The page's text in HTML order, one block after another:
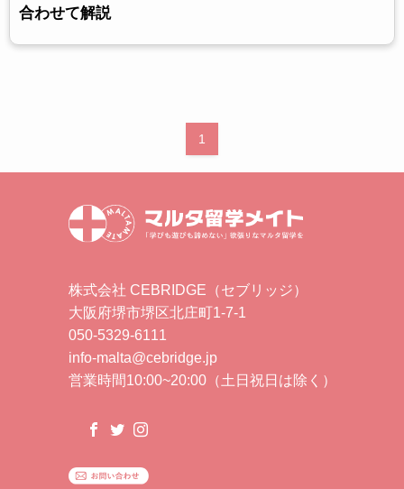
合わせて解説
1
株式会社 CEBRIDGE（セブリッジ）
大阪府堺市堺区北庄町1-7-1
050-5329-6111
info-malta@cebridge.jp
営業時間10:00~20:00（土日祝日は除く）